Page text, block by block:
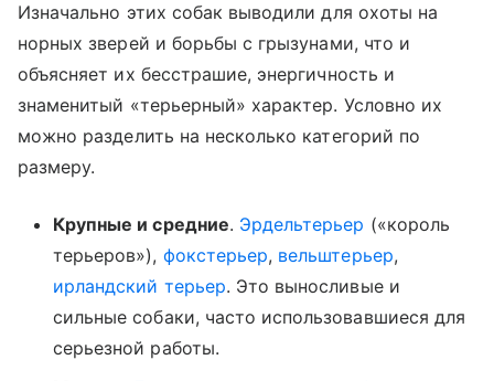
Изначально этих собак выводили для охоты на
норных зверей и борьбы с грызунами, что и
объясняет их бесстрашие, энергичность и
знаменитый «терьерный» характер. Условно их
можно разделить на несколько категорий по
размеру.
Крупные и средние. Эрдельтерьер («король
терьеров»), фокстерьер, вельштерьер,
ирландский терьер. Это выносливые и
сильные собаки, часто использовавшиеся для
серьезной работы.